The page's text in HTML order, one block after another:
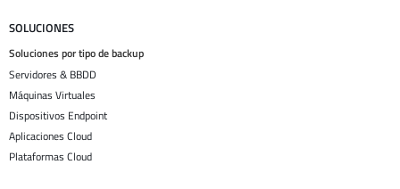
SOLUCIONES
Soluciones por tipo de backup
Servidores & BBDD
Máquinas Virtuales
Dispositivos Endpoint
Aplicaciones Cloud
Plataformas Cloud